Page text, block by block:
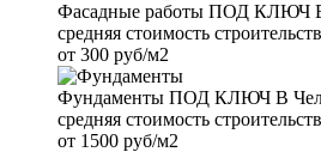
Фасадные работы ПОД КЛЮЧ В
средняя стоимость
от 300 руб/м2
Фундаменты ПОД КЛЮЧ В
средняя стоимость
от 1500 руб/м2